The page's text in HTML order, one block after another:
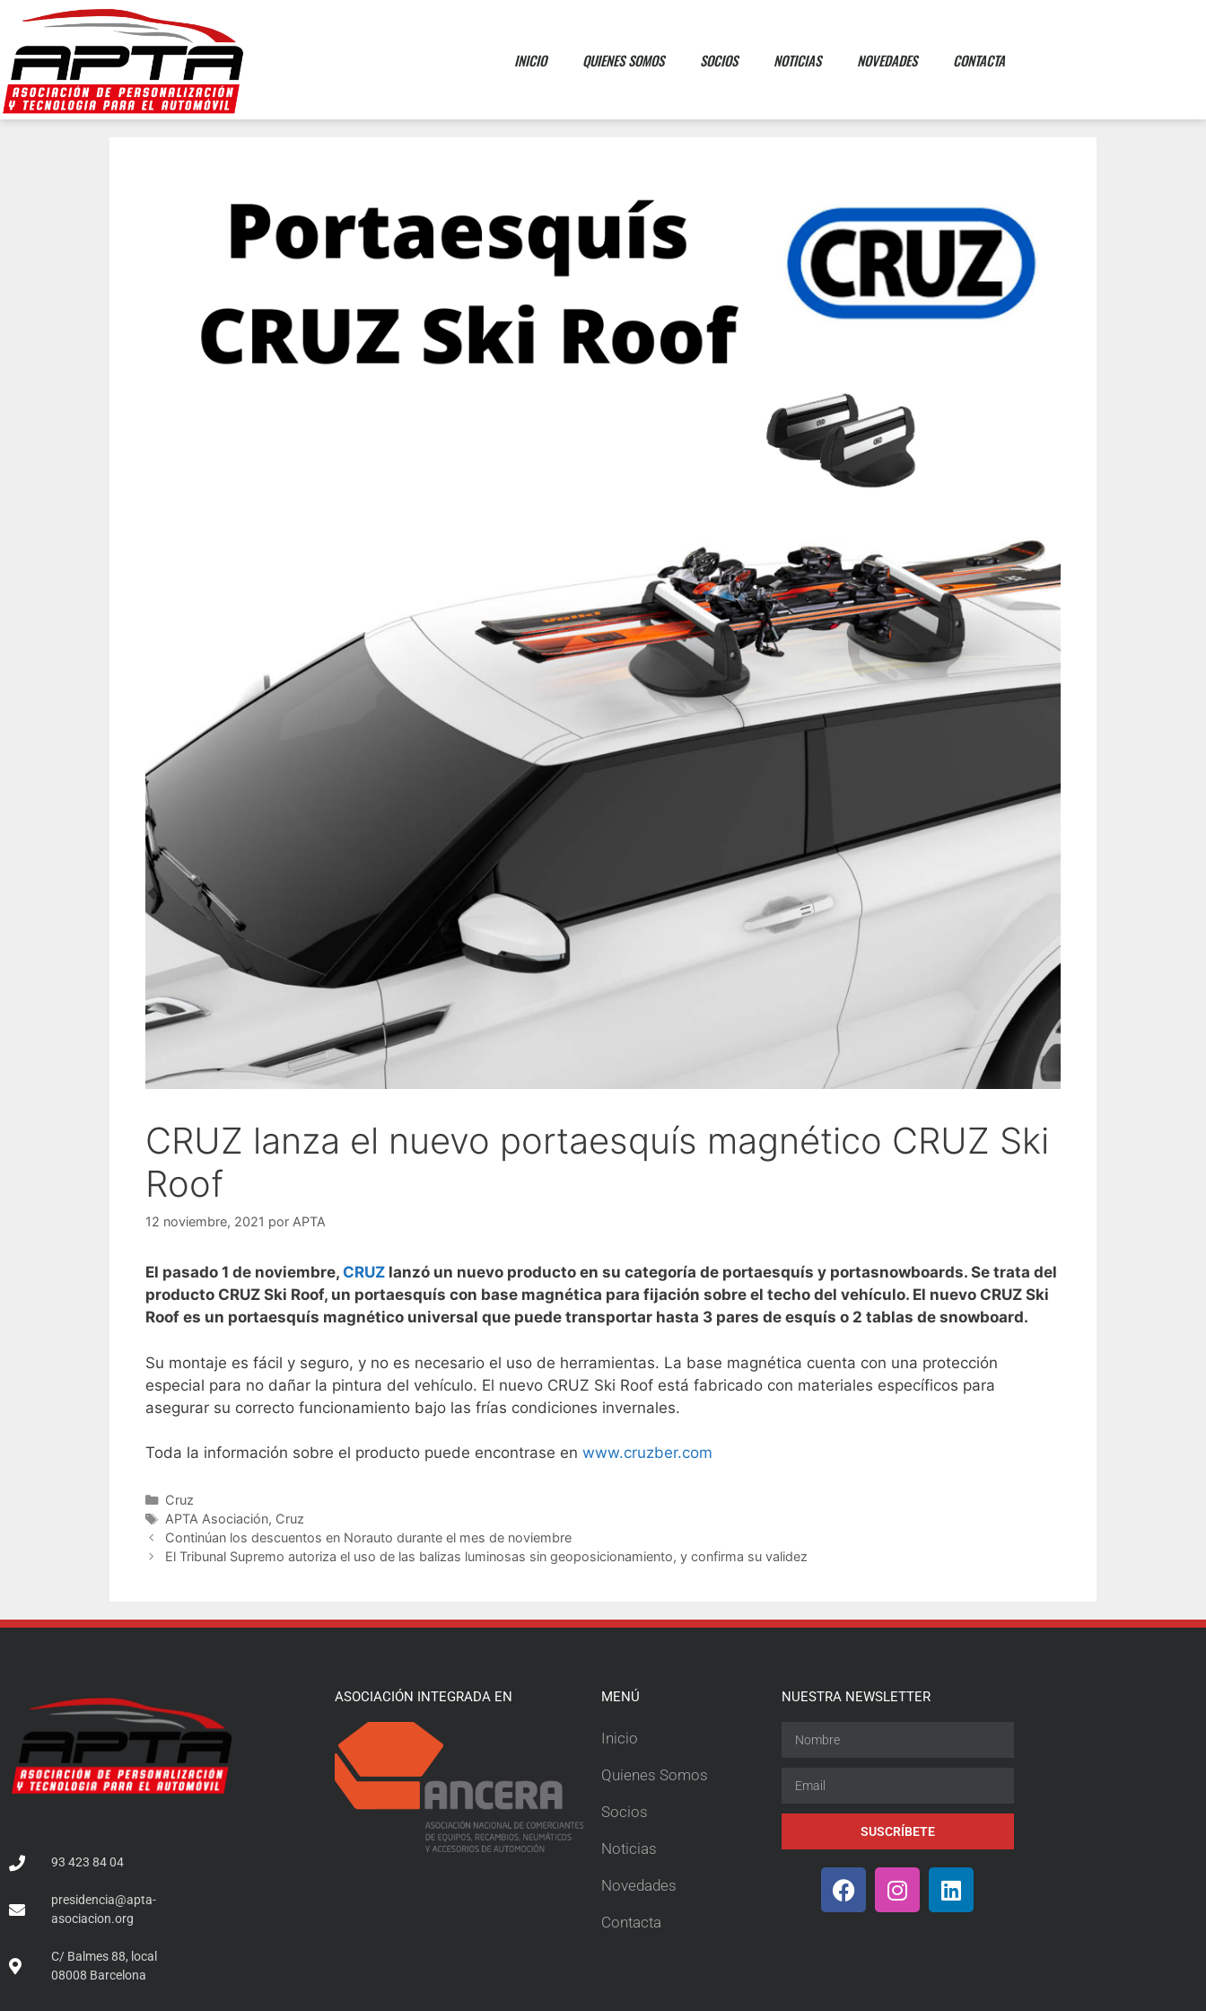
INICIO QUIENES SOMOS SOCIOS NOTICIAS NOVEDADES CONTACTA
CRUZ lanza el nuevo portaesquís magnético CRUZ Ski
Roof
12 noviembre, 2021 por APTA
El pasado 1 de noviembre, CRUZ lanzó un nuevo producto en su categoría de portaesquís y portasnowboards. Se trata del
producto CRUZ Ski Roof, un portaesquís con base magnética para fijación sobre el techo del vehículo. El nuevo CRUZ Ski
Roof es un portaesquís magnético universal que puede transportar hasta 3 pares de esquís o 2 tablas de snowboard.
Su montaje es fácil y seguro, y no es necesario el uso de herramientas. La base magnética cuenta con una protección
especial para no dañar la pintura del vehículo. El nuevo CRUZ Ski Roof está fabricado con materiales específicos para
asegurar su correcto funcionamiento bajo las frías condiciones invernales.
Toda la información sobre el producto puede encontrase en www.cruzber.com
Cruz
APTA Asociación, Cruz
Continúan los descuentos en Norauto durante el mes de noviembre
El Tribunal Supremo autoriza el uso de las balizas luminosas sin geoposicionamiento, y confirma su validez
93 423 84 04
presidencia@apta-
asociacion.org
C/ Balmes 88, local
08008 Barcelona
ASOCIACIÓN INTEGRADA EN MENÚ
Inicio
Quienes Somos
Socios
Noticias
Novedades
Contacta
NUESTRA NEWSLETTER
SUSCRÍBETE